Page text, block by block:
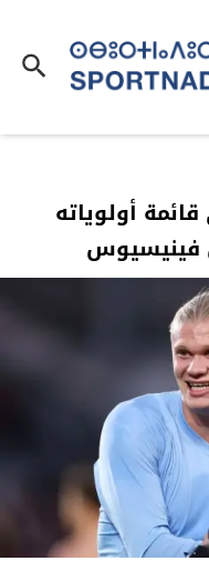
أولوياته